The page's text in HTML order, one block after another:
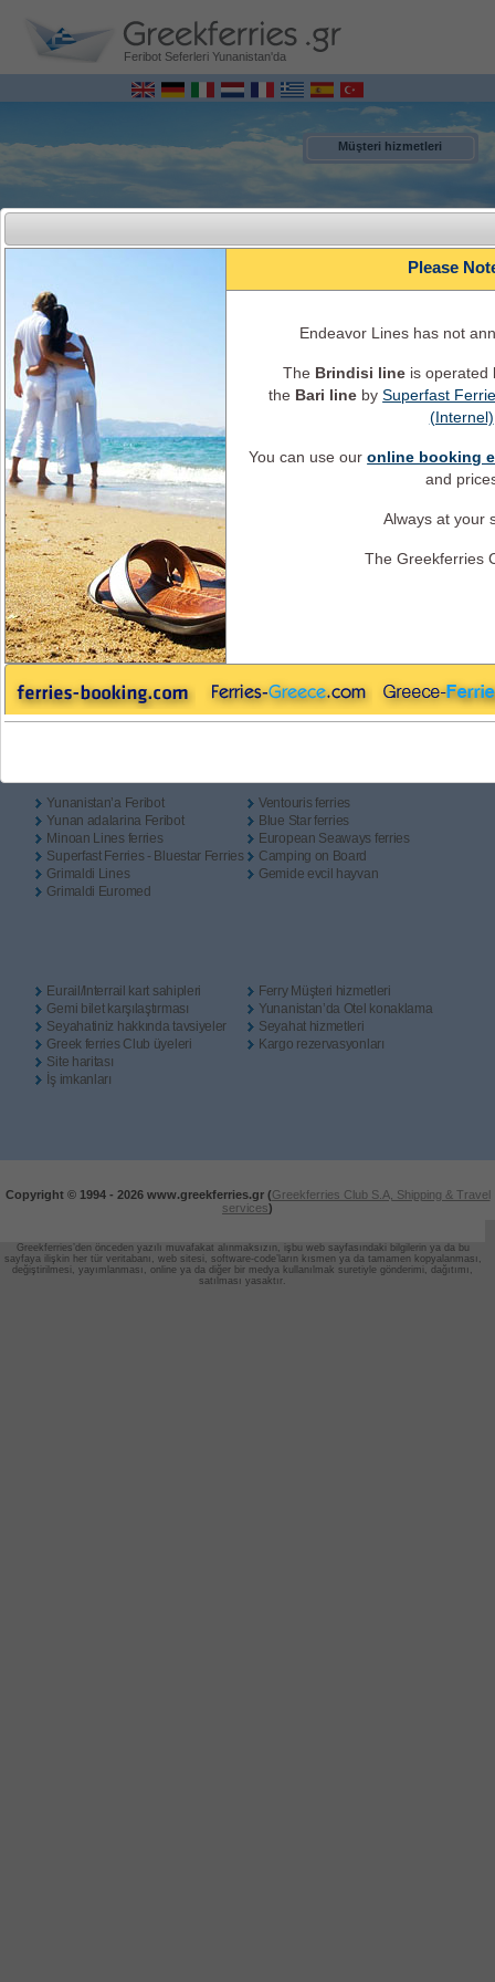
Feribot Seferleri Yunanistan'da
Müşteri hizmetleri
MENU
İtalya – Yunanistan ONLİNE Gemi Rezervasyonları
Gemi Programları, tarifeler, gemi geçerliği, bilet ücreti, gemi bilgisi ve hizmetler
Tek yön Gidiş geliş
Dönüş
Yunanistan’a Feribot
Yunan adalarina Feribot
Minoan Lines ferries
Superfast Ferries - Bluestar Ferries
Grimaldi Lines
Grimaldi Euromed
Ventouris ferries
Blue Star ferries
European Seaways ferries
Camping on Board
Gemide evcil hayvan
Eurail/Interrail kart sahipleri
Gemi bilet karşılaştırması
Seyahatiniz hakkında tavsiyeler
Greek ferries Club üyeleri
Site haritası
İş imkanları
Ferry Müşteri hizmetleri
Yunanistan’da Otel konaklama
Seyahat hizmetleri
Kargo rezervasyonları
Copyright © 1994 - 2026 www.greekferries.gr (Greekferries Club S.A, Shipping & Travel
services)
Greekferries’den önceden yazılı muvafakat alınmaksızın, işbu web sayfasındaki bilgilerin ya da bu
sayfaya ilişkin her tür veritabanı, web sitesi, software-code’ların kısmen ya da tamamen kopyalanması,
değiştirilmesi, yayımlanması, online ya da diğer bir medya kullanılmak suretiyle gönderimi, dağıtımı,
satılması yasaktır.
Please
Endeavor Lines has not
The Brindisi lineis operated
the Bari line bySuperfast
(Internel)
You can use ouronline booking
and
Always at your
The Greekferries